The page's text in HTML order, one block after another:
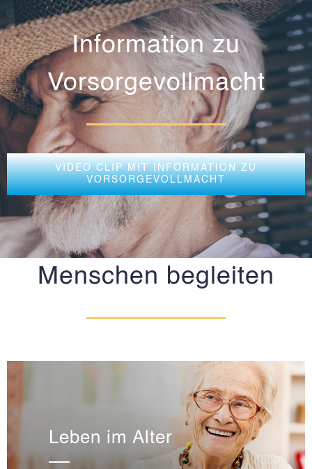
Information zu
Vorsorgevollmacht
VIDEO CLIP MIT INFORMATION ZU
VORSORGEVOLLMACHT
Menschen begleiten
Leben im Alter